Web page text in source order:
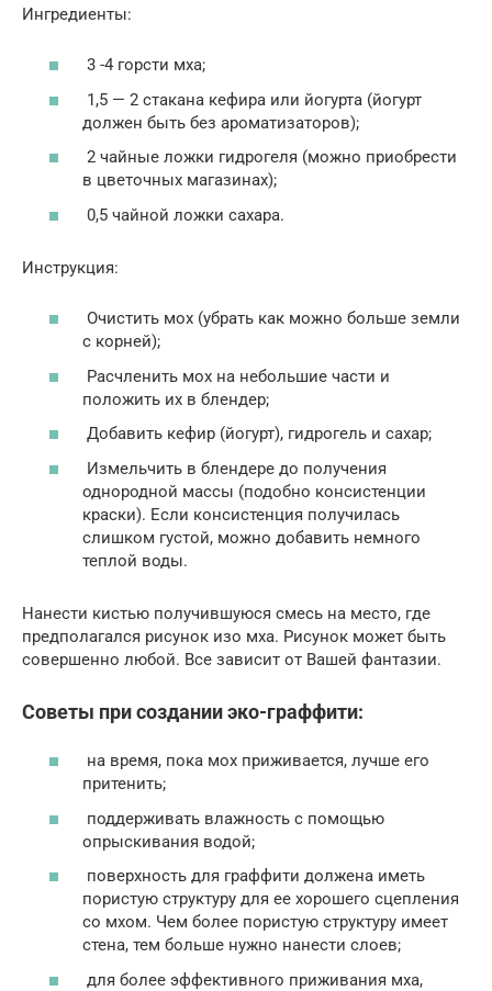
Ингредиенты:
3 -4 горсти мха;
1,5 — 2 стакана кефира или йогурта (йогурт
должен быть без ароматизаторов);
2 чайные ложки гидрогеля (можно приобрести
в цветочных магазинах);
0,5 чайной ложки сахара.
Инструкция:
Очистить мох (убрать как можно больше земли
с корней);
Расчленить мох на небольшие части и
положить их в блендер;
Добавить кефир (йогурт), гидрогель и сахар;
Измельчить в блендере до получения
однородной массы (подобно консистенции
краски). Если консистенция получилась
слишком густой, можно добавить немного
теплой воды.
Нанести кистью получившуюся смесь на место, где
предполагался рисунок изо мха. Рисунок может быть
совершенно любой. Все зависит от Вашей фантазии.
Советы при создании эко-граффити:
на время, пока мох приживается, лучше его
притенить;
поддерживать влажность с помощью
опрыскивания водой;
поверхность для граффити должена иметь
пористую структуру для ее хорошего сцепления
со мхом. Чем более пористую структуру имеет
стена, тем больше нужно нанести слоев;
для более эффективного приживания мха,